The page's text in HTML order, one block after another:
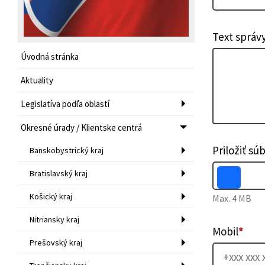
Úvodná stránka
Aktuality
Legislatíva podľa oblastí
Okresné úrady / Klientske centrá
Banskobystrický kraj
Bratislavský kraj
Košický kraj
Nitriansky kraj
Prešovský kraj
Text
Priložiť
Max. 4 MB
Mobil*